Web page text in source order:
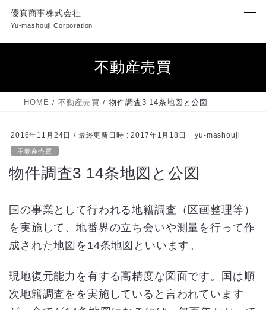
ン
キ
ー
に
優真商事株式会社
Yu-mashouji Corporation
不動産売買
HOME 不動産売買 物件調査3 14条地図と公図
2016年11月24日 / 最終更新日時 :2017年1月18日 yu-mashouji
不動産売買
物件調査3 14条地図と公図
国の事業として行われる地籍調査（区画整理等）
を実施して、地番界の立ち会いや測量を行って作
成された地図を14条地図といいます。
現地復元能力を有する高精度な図面です。国は順
次地籍調査をを実施していると言われています